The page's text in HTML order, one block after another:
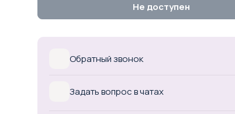
Не доступен
Обратный звонок
Задать вопрос в чатах